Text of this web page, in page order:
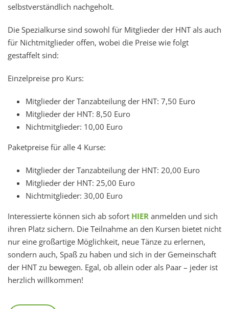
selbstverständlich nachgeholt.
Die Spezialkurse sind sowohl für Mitglieder der HNT als auch
für Nichtmitglieder offen, wobei die Preise wie folgt
gestaffelt sind:
Einzelpreise pro Kurs:
Mitglieder der Tanzabteilung der HNT: 7,50 Euro
Mitglieder der HNT: 8,50 Euro
Nichtmitglieder: 10,00 Euro
Paketpreise für alle 4 Kurse:
Mitglieder der Tanzabteilung der HNT: 20,00 Euro
Mitglieder der HNT: 25,00 Euro
Nichtmitglieder: 30,00 Euro
Interessierte können sich ab sofort HIER anmelden und sich
ihren Platz sichern. Die Teilnahme an den Kursen bietet nicht
nur eine großartige Möglichkeit, neue Tänze zu erlernen,
sondern auch, Spaß zu haben und sich in der Gemeinschaft
der HNT zu bewegen. Egal, ob allein oder als Paar – jeder ist
herzlich willkommen!